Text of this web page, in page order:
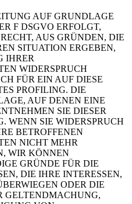
AUF GRUNDLAGE
F DSGVO ERFOLGT,
AUS GRÜNDEN, DIE
SITUATION ERGEBEN,
IHRER
WIDERSPRUCH
FÜR EIN AUF DIESE
PROFILING. DIE
AUF DENEN EINE
SIE DIESER
WENN SIE WIDERSPRUCH
BETROFFENEN
NICHT MEHR
WIR KÖNNEN
GRÜNDE FÜR DIE
DIE IHRE INTERESSEN,
ODER DIE
GELTENDMACHUNG,